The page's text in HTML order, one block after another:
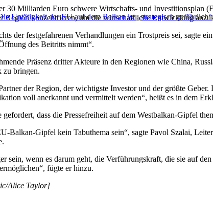
Untätigkeit der EU auf dem Balkan ist „strategisch gefährlich“
30 Milliarden Euro schwere Wirtschafts- und Investitionsplan
Region konzentrieren, um die wirtschaftliche Entwicklung
der festgefahrenen Verhandlungen ein Trostpreis sei, sagte
des Beitritts nimmt“.
Präsenz dritter Akteure in den Regionen wie China,
zu bringen.
der Region, der wichtigste Investor und der größte
voll anerkannt und vermittelt werden“, heißt es in dem
dass die Pressefreiheit auf dem Westbalkan-Gipfel
Balkan-Gipfel kein Tabuthema sein“, sagte Pavol Szalai,
sein, wenn es darum geht, die Verführungskraft, die sie auf
fügte er hinzu.
Alice Taylor]